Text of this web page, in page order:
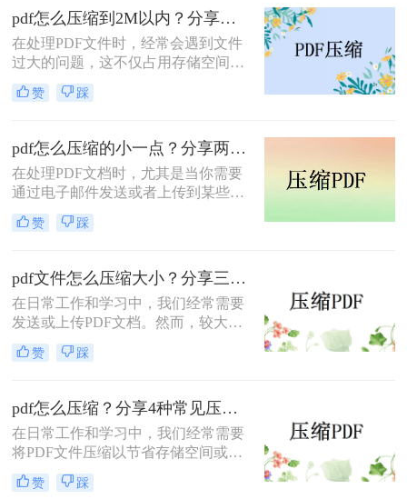
变得尤为重要。本文将详细介绍四种
常用的方法，帮助您轻松应对这一挑
战。
pdf怎么压缩到2M以内？分享两种实用压缩方法！
在处理PDF文件时，经常会遇到文件
过大的问题，这不仅占用存储空间，
还影响文件的传输速度。为了满足特
定需求，将PDF文件压缩到2M以内变
以内呢？本文将介绍两种常用的PDF
压缩方法。
赞 踩
pdf怎么压缩的小一点？分享两种实用压缩方法！
在处理PDF文档时，尤其是当你需要
通过电子邮件发送或者上传到某些对
文件大小有限制的平台时，压缩PDF
文件变得尤为重要。那么pdf怎么压缩
PDF压缩方法。
赞 踩
pdf文件怎么压缩大小？分享三种实用压缩方法！
在日常工作和学习中，我们经常需要
发送或上传PDF文档。然而，较大的
文件可能会导致传输缓慢或者无法满
足上传限制。那么pdf文件怎么压缩大
缩方法，帮助你轻松减小文件大小。
赞 踩
pdf怎么压缩？分享4种常见压缩方法！
在日常工作和学习中，我们经常需要
将PDF文件压缩以节省存储空间或加
快传输速度。那么pdf怎么压缩呢？本
文将介绍几种常见的PDF压缩方法。
赞 踩